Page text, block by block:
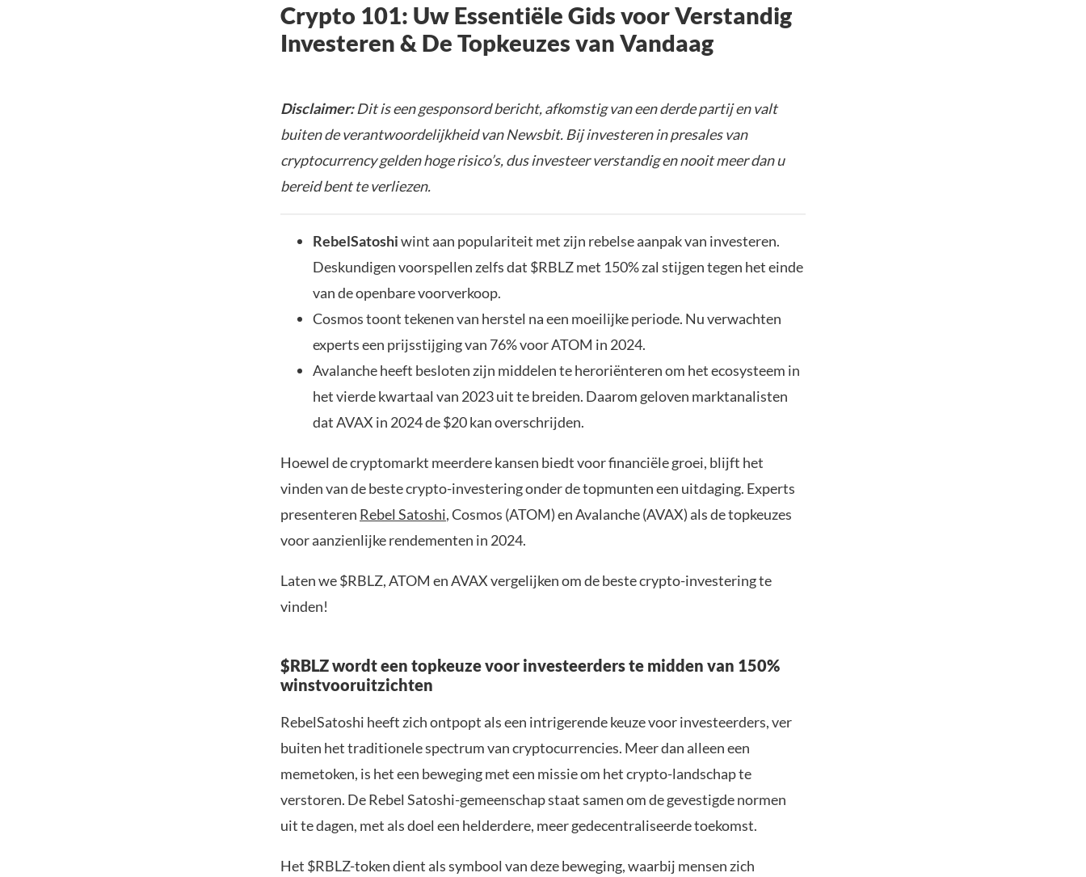
Crypto 101: Uw Essentiële Gids voor Verstandig
Investeren & De Topkeuzes van Vandaag
Disclaimer:Dit is een gesponsord bericht, afkomstig van een derde partij en valt
buiten de verantwoordelijkheid van Newsbit. Bij investeren in presales van
cryptocurrency gelden hoge risico’s, dus investeer verstandig en nooit meer dan u
bereid bent te verliezen.
RebelSatoshiwint aan populariteit met zijn rebelse aanpak van investeren.
Deskundigen voorspellen zelfs dat $RBLZ met 150% zal stijgen tegen het einde
van de openbare voorverkoop.
Cosmos toont tekenen van herstel na een moeilijke periode. Nu verwachten
experts een prijsstijging van 76% voor ATOM in 2024.
Avalanche heeft besloten zijn middelen te heroriënteren om het ecosysteem in
het vierde kwartaal van 2023 uit te breiden. Daarom geloven marktanalisten
dat AVAX in 2024 de $20 kan overschrijden.
Hoewel de cryptomarkt meerdere kansen biedt voor financiële groei, blijft het
vinden van de beste crypto-investering onder de topmunten een uitdaging. Experts
presenteren Rebel Satoshi, Cosmos (ATOM) en Avalanche (AVAX) als de topkeuzes
voor aanzienlijke rendementen in 2024.
Laten we $RBLZ, ATOM en AVAX vergelijken om de beste crypto-investering te
vinden!
$RBLZ wordt een topkeuze voor investeerders te midden van 150%
winstvooruitzichten
RebelSatoshi heeft zich ontpopt als een intrigerende keuze voor investeerders, ver
buiten het traditionele spectrum van cryptocurrencies. Meer dan alleen een
memetoken, is het een beweging met een missie om het crypto-landschap te
verstoren. De Rebel Satoshi-gemeenschap staat samen om de gevestigde normen
uit te dagen, met als doel een helderdere, meer gedecentraliseerde toekomst.
Het $RBLZ-token dient als symbool van deze beweging, waarbij mensen zich